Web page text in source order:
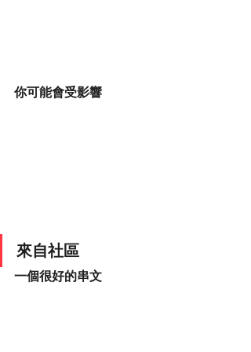
你可能會受影響
來自社區
一個很好的串文